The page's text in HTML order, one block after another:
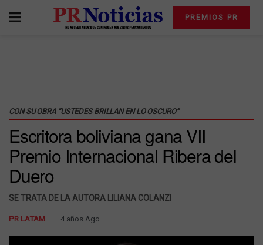
PREMIOS PR
CON SU OBRA “USTEDES BRILLAN EN LO OSCURO”
Escritora boliviana gana VII
Premio Internacional Ribera del
Duero
SE TRATA DE LA AUTORA LILIANA COLANZI
PR LATAM 4 años Ago